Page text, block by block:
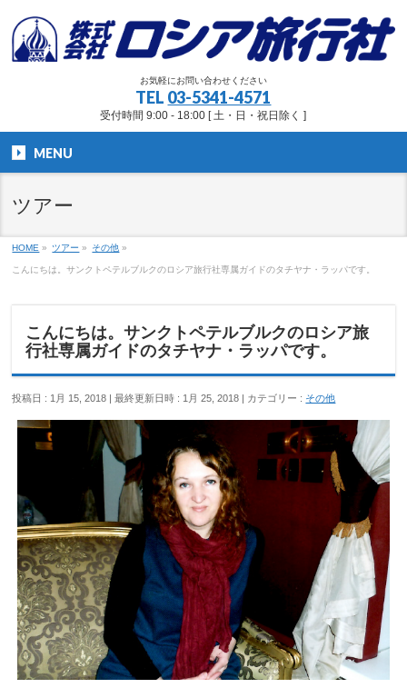
お気軽にお問い合わせください
TEL 03-5341-4571
受付時間 9:00 - 18:00 [ 土・日・祝日除く ]
MENU
ツアー
HOME » ツアー » その他 »
こんにちは。サンクトペテルブルクのロシア旅行社専属ガイドのタチヤナ・ラッパです。
こんにちは。サンクトペテルブルクのロシア旅
行社専属ガイドのタチヤナ・ラッパです。
投稿日 : 1月 15, 2018 最終更新日時 : 1月 25, 2018 カテゴリー : その他